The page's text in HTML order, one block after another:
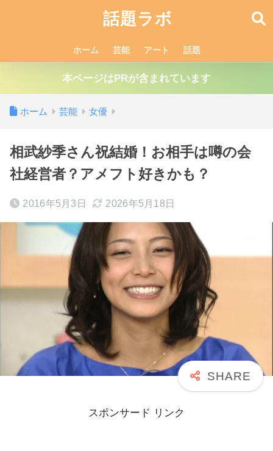
話題ラボ
ホーム 芸能 アート 話題
本ページはPRが含まれています
ホーム 芸能 女優
相武紗季さん祝結婚！お相手は噂の会
社経営者？アメフト好きかも？
2016年5月3日 2026年5月18日
スポンサード リンク